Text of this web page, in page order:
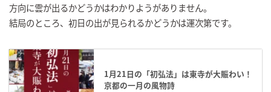
方向に雲が出るかどうかはわかりようがありません。
結局のところ、初日の出が見られるかどうかは運次第です。
1月21日の「初弘法」は東寺が大賑わい！
京都の一月の風物詩